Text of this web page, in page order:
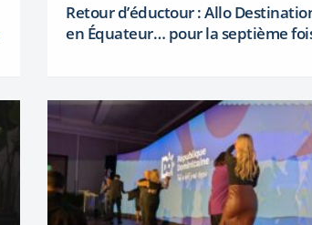
Retour d’éductour : Allo
en Équateur… pour la septième